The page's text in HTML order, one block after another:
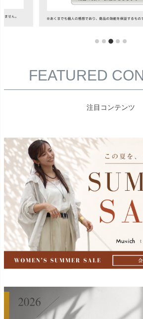
FEATURED
注目コンテンツ